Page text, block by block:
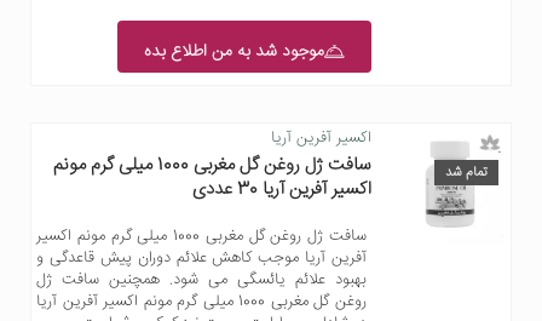
موجود شد به من اطلاع بده
تمام شد
اکسیر آفرین آریا
سافت ژل روغن گل مغربی 1000 میلی گرم مونم
اکسیر آفرین آریا 30 عددی
سافت ژل روغن گل مغربی 1000 میلی گرم مونم اکسیر
آفرین آریا موجب کاهش علائم دوران پیش قاعدگی و
بهبود علائم یائسگی می شود. همچنین سافت ژل
روغن گل مغربی 1000 میلی گرم مونم اکسیر آفرین آریا